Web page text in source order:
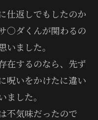
仕返しでもしたのか
〇ダくんが関わるの
ました。
在するのなら、先ず
呪いをかけたに違い
した。
不気味だったので